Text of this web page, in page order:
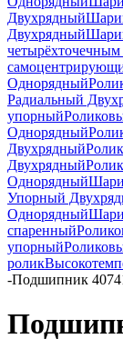
Двухрядный
Двухрядный
четырёхточечным
Однорядный
Радиальный
упорный
Однорядный
Двухрядный
Двухрядный
Однорядный
Упорный
Однорядный
спаренный
упорный
ролик
-Подшипник